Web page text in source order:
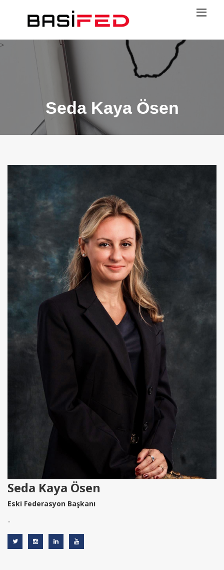
>
Seda Kaya Ösen
Seda Kaya Ösen
Eski Federasyon Başkanı
..